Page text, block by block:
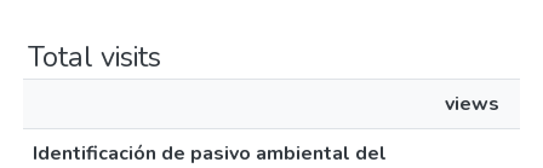
Total visits
views
Identificación de pasivo ambiental del